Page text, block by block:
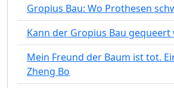
Gropius Bau: Wo Prothesen
Kann der Gropius Bau gequeert
Mein Freund der Baum ist tot.
Zheng Bo